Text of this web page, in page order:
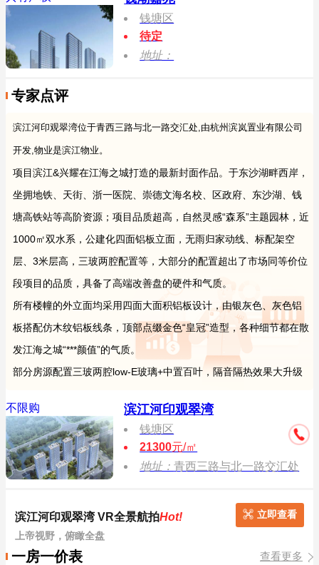
钱塘区
待定
地址：
专家点评
滨江河印观翠湾位于青西三路与北一路交汇处,由杭州滨岚置业有限公司
开发,物业是滨江物业。
项目滨江&兴耀在江海之城打造的最新封面作品。于东沙湖畔西岸，
坐拥地铁、天街、浙一医院、崇德文海名校、区政府、东沙湖、钱
塘高铁站等高阶资源；项目品质超高，自然灵感“森系”主题园林，近
1000㎡双水系，公建化四面铝板立面，无雨归家动线、标配架空
层、3米层高，三玻两腔配置等，大部分的配置超出了市场同等价位
段项目的品质，具备了高端改善盘的硬件和气质。
所有楼幢的外立面均采用四面大面积铝板设计，由银灰色、灰色铝
板搭配仿木纹铝板线条，顶部点缀金色“皇冠”造型，各种细节都在散
发江海之城“***颜值”的气质。
部分房源配置三玻两腔low-E玻璃+中置百叶，隔音隔热效果大升级
不限购 滨江河印观翠湾
钱塘区
21300元/㎡
地址：青西三路与北一路交汇处
滨江河印观翠湾 VR全景航拍Hot!
上帝视野，俯瞰全盘
立即查看
一房一价表 查看更多